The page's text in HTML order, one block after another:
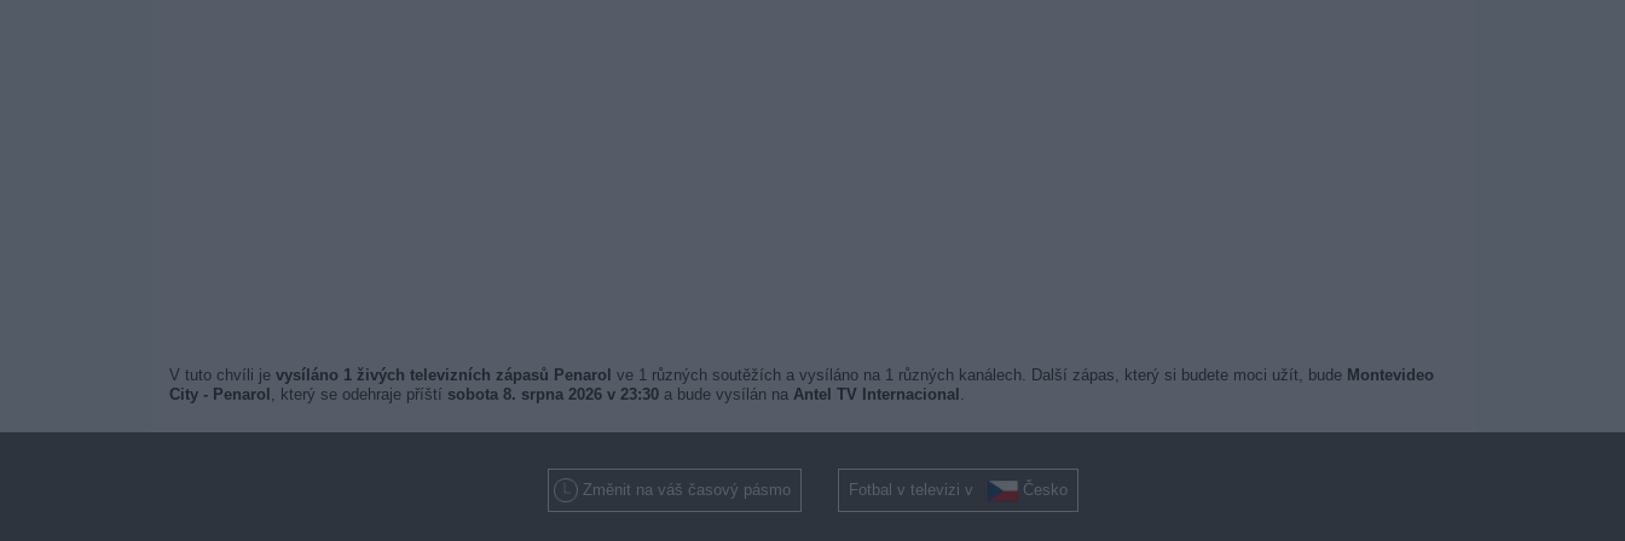
V tuto chvíli je vysíláno 1 živých televizních zápasů Penarol ve 1 různých soutěžích a vysíláno na 1 různých kanálech. Další zápas, který si budete moci užít, bude Montevideo
City - Penarol , který se odehraje příští sobota 8. srpna 2026 v 23:30a bude vysílán na Antel TV Internacional .
Změnit na váš časový pásmo Fotbal v televizi v Česko